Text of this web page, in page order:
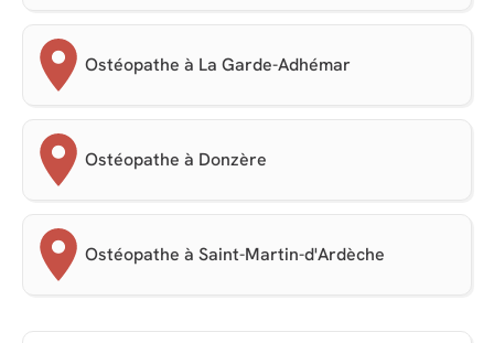
Ostéopathe à La Garde-Adhémar
Ostéopathe à Donzère
Ostéopathe à Saint-Martin-d'Ardèche